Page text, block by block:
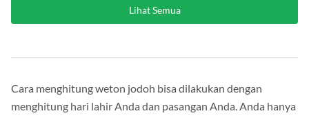
Lihat Semua
Cara menghitung weton jodoh bisa dilakukan dengan
menghitung hari lahir Anda dan pasangan Anda. Anda hanya